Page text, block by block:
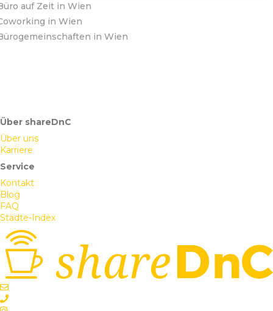
auf Zeit in Wien
in Wien
in Wien
Über shareDnC
Über uns
Karriere
Service
Kontakt
Blog
FAQ
Städte-Index